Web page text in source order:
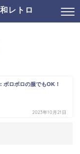
レトロ
ボロボロの服でもOK！
2023年10月21日